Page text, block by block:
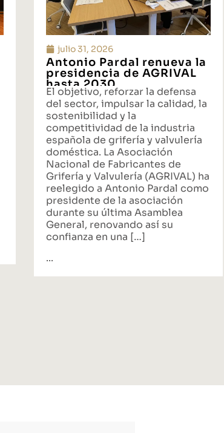
julio 31, 2026
Antonio Pardal renueva la
presidencia de AGRIVAL
hasta 2030
El objetivo, reforzar la defensa
del sector, impulsar la calidad, la
sostenibilidad y la
competitividad de la industria
española de grifería y valvulería
doméstica. La Asociación
Nacional de Fabricantes de
Grifería y Valvulería (AGRIVAL) ha
reelegido a Antonio Pardal como
presidente de la asociación
durante su última Asamblea
General, renovando así su
confianza en una […]
...